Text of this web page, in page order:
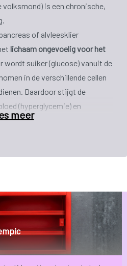
is een chronische,
of alvleesklier
lichaam ongevoelig voor het
wordt suiker (glucose) vanuit de
in de verschillende cellen
Daardoor stijgt de
(hyperglycemie) en
diabetes neemt sterk toe, ook
er naar schatting nog eens
de ziekte hebben, maar zich
zijn. Deze mensen laten zich
risico op
Door de vergrijzing zal het
meer